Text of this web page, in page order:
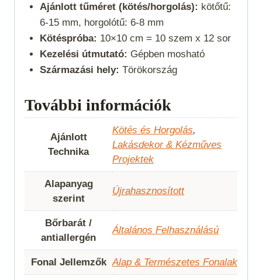
Ajánlott tűméret (kötés/horgolás): kötőtű:
6-15 mm, horgolótű: 6-8 mm
Kötéspróba: 10×10 cm = 10 szem x 12 sor
Kezelési útmutató: Gépben mosható
Származási hely: Törökország
További információk
Ajánlott
Technika
Kötés és Horgolás,
Lakásdekor & Kézműves
Projektek
Alapanyag
szerint
Újrahasznosított
Bőrbarát /
antiallergén
Általános Felhasználású
Fonal Jellemzők Alap & Természetes Fonalak